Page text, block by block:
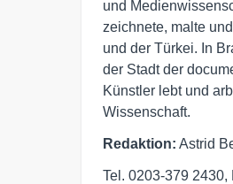
und
zeichnete, malte
und der Türkei. In
der Stadt der
Künstler lebt und
Wissenschaft.
Redaktion: Astrid
Tel. 0203-379 2430,